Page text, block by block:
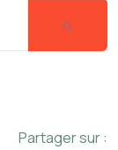
Partager sur :